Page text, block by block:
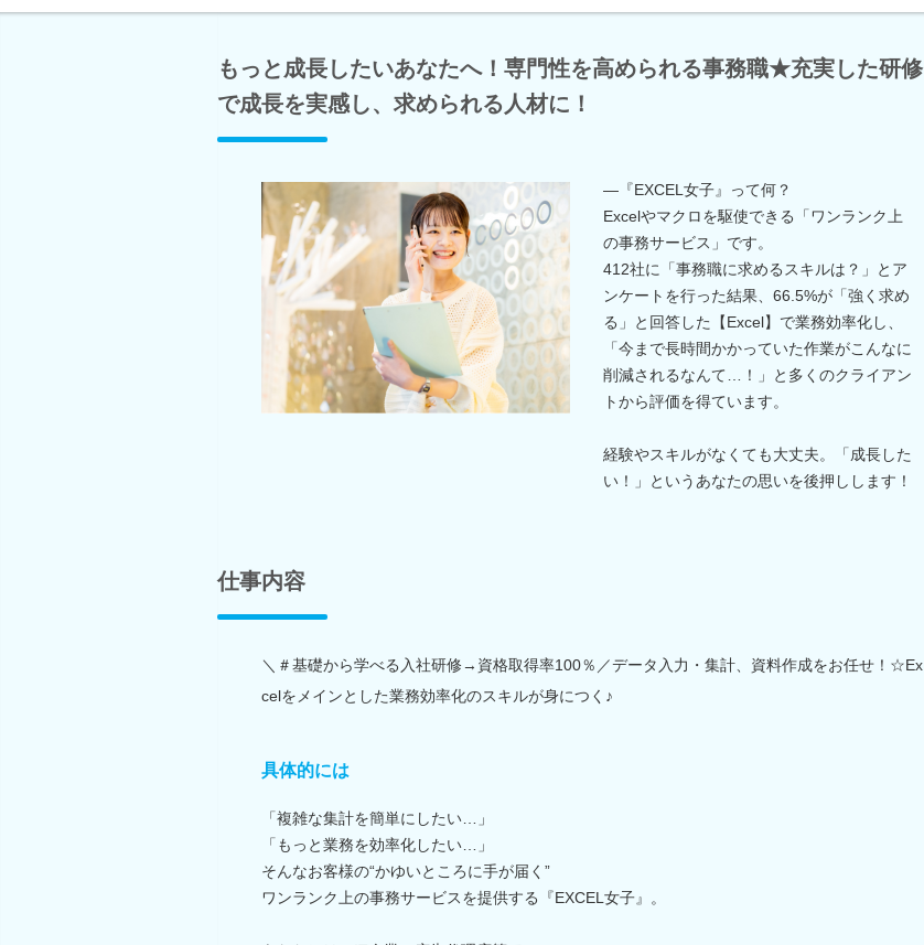
もっと成長したいあなたへ！専門性を高められる事務職★充実した研修
で成長を実感し、求められる人材に！
―『EXCEL女子』って何？
Excelやマクロを駆使できる「ワンランク上
の事務サービス」です。
412社に「事務職に求めるスキルは？」とア
ンケートを行った結果、66.5%が「強く求め
る」と回答した【Excel】で業務効率化し、
「今まで長時間かかっていた作業がこんなに
削減されるなんて…！」と多くのクライアン
トから評価を得ています。
経験やスキルがなくても大丈夫。「成長した
い！」というあなたの思いを後押しします！
仕事内容
＼＃基礎から学べる入社研修→資格取得率100％／データ入力・集計、資料作成をお任せ！☆Ex
celをメインとした業務効率化のスキルが身につく♪
具体的には
「複雑な集計を簡単にしたい…」
「もっと業務を効率化したい…」
そんなお客様の“かゆいところに手が届く”
ワンランク上の事務サービスを提供する『EXCEL女子』。